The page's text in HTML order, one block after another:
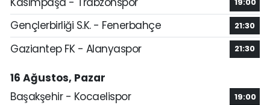
19:00
Gençlerbirliği S.K. - Fenerbahçe 21:30
Gaziantep FK - Alanyaspor 21:30
16 Ağustos, Pazar
Başakşehir - Kocaelispor
19:00